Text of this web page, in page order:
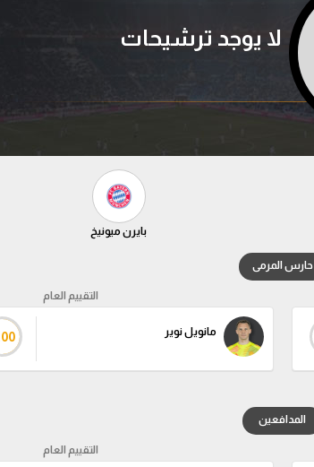
لا يوجد ترشيحات
حارس المرمى
بايرن ميونيخ
التقييم العام
مانويل نوير
المدافعين
التقييم العام